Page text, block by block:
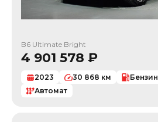
B6 Ultimate Bright
4 901 578 ₽
2023 30 868 км Бензин
Автомат